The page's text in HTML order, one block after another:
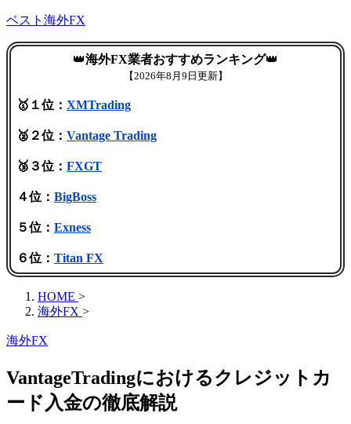
ベスト海外FX
👑海外FX業者おすすめランキング👑
【2026年8月9日更新】
🥇１位： XMTrading
🥈２位： Vantage Trading
🥉３位： FXGT
４位： BigBoss
５位： Exness
６位： Titan FX
HOME >
海外FX >
海外FX
VantageTradingにおけるクレジットカ
ード入金の徹底解説